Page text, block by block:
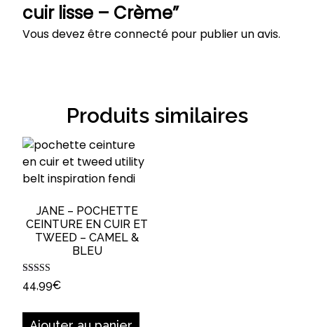
cuir lisse – Crème”
Vous devez êtreconnecté pour publier un avis.
Produits similaires
JANE – POCHETTE
CEINTURE EN CUIR ET
TWEED – CAMEL &
BLEU
Note
5.00
44,99€